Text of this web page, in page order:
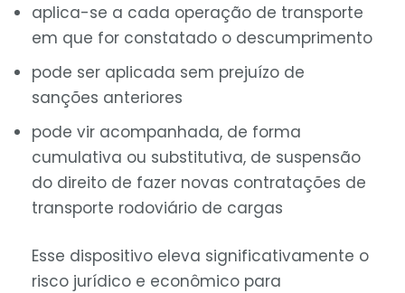
aplica-se a cada operação de transporte
em que for constatado o descumprimento
pode ser aplicada sem prejuízo de
sanções anteriores
pode vir acompanhada, de forma
cumulativa ou substitutiva, de suspensão
do direito de fazer novas contratações de
transporte rodoviário de cargas
Esse dispositivo eleva significativamente o
risco jurídico e econômico para